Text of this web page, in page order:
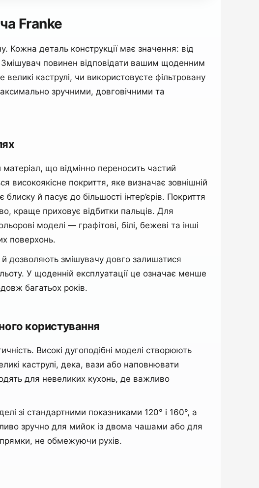
Franke
Кожна деталь конструкції має значення: від
повинен відповідати вашим щоденним
каструлі, чи використовуєте фільтровану
зручними, довговічними та
що відмінно переносить частий
високоякісне покриття, яке визначає зовнішній
й пасує до більшості інтер’єрів. Покриття
краще приховує відбитки пальців. Для
моделі — графітові, білі, бежеві та інші
поверхонь.
дозволяють змішувачу довго залишатися
У щоденній експлуатації це означає менше
багатьох років.
користування
Високі дугоподібні моделі створюють
каструлі, дека, вази або наповнювати
для невеликих кухонь, де важливо
зі стандартними показниками 120° і 160°, а
зручно для мийок із двома чашами або для
не обмежуючи рухів.